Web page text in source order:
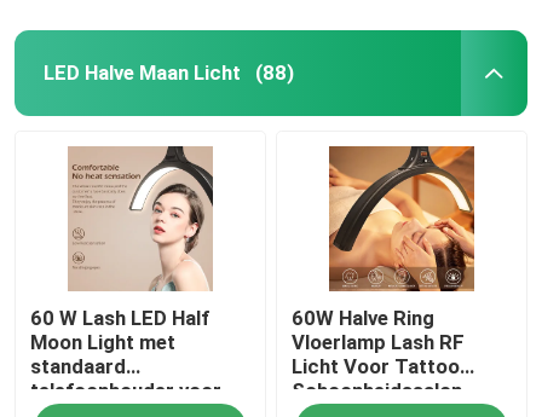
LED Halve Maan Licht (88)
60 W Lash LED Half
Moon Light met
standaard
telefoonhouder voor
60W Halve Ring
Vloerlamp Lash RF
Licht Voor Tattoo
Schoonheidssalon